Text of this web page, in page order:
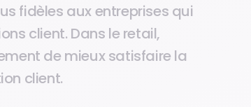
fidèles aux entreprises qui
client. Dans le retail,
de mieux satisfaire la
client.